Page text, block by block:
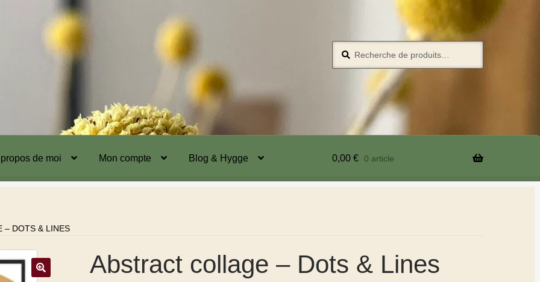
de moi Mon compte Blog & Hygge 0,00 € 0 article
– DOTS & LINES
Abstract collage – Dots & Lines